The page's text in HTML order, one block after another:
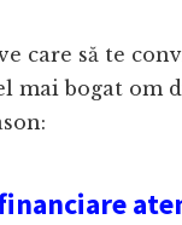
care să te
mai bogat om